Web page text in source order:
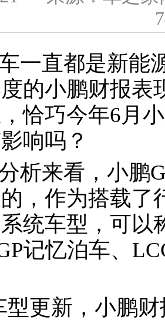
一直都是新能
的小鹏财报表
恰巧今年6月
响吗？
析来看，小鹏
，作为搭载了
统车型，可以
记忆泊车、